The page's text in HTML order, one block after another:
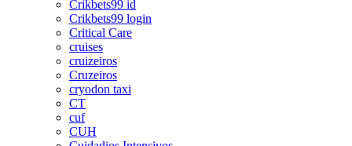
Crikbets99 id
Crikbets99 login
Critical Care
cruises
cruizeiros
Cruzeiros
cryodon taxi
CT
cuf
CUH